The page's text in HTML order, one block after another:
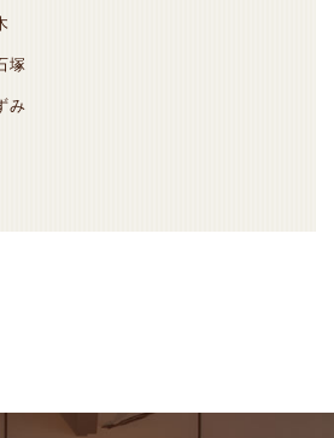
塚
み